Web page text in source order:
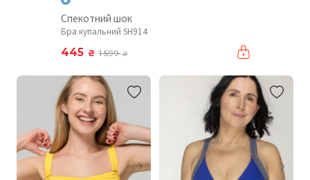
Спекотний шок
Бра купальний SH914
445 ₴ 1 599₴